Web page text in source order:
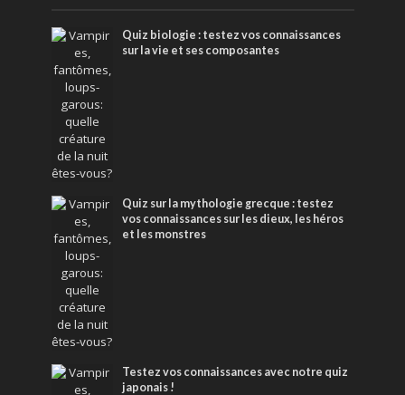
Quiz biologie : testez vos connaissances
sur la vie et ses composantes
Quiz sur la mythologie grecque : testez
vos connaissances sur les dieux, les héros
et les monstres
Testez vos connaissances avec notre quiz
japonais !